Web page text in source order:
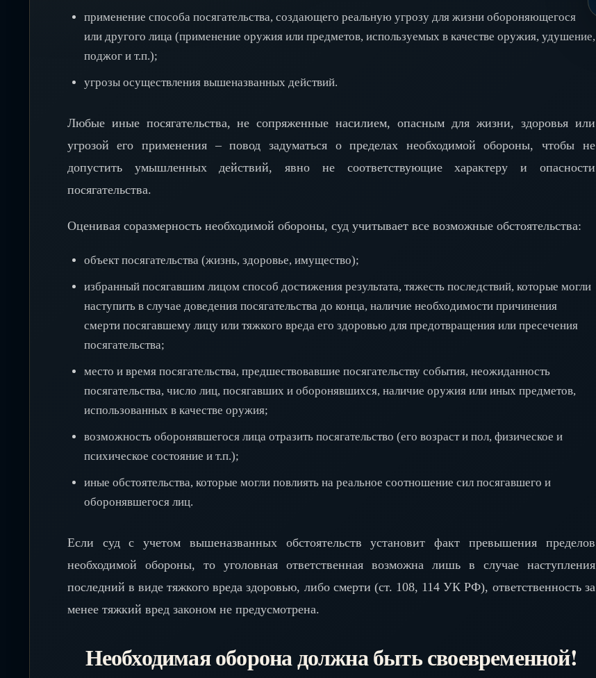
применение способа посягательства, создающего реальную угрозу для жизни обороняющегося
или другого лица (применение оружия или предметов, используемых в качестве оружия, удушение,
поджог и т.п.);
угрозы осуществления вышеназванных действий.
Любые иные посягательства, не сопряженные насилием, опасным для жизни, здоровья или
угрозой его применения – повод задуматься о пределах необходимой обороны, чтобы не
допустить умышленных действий, явно не соответствующие характеру и опасности
посягательства.
Оценивая соразмерность необходимой обороны, суд учитывает все возможные обстоятельства:
объект посягательства (жизнь, здоровье, имущество);
избранный посягавшим лицом способ достижения результата, тяжесть последствий, которые могли
наступить в случае доведения посягательства до конца, наличие необходимости причинения
смерти посягавшему лицу или тяжкого вреда его здоровью для предотвращения или пресечения
посягательства;
место и время посягательства, предшествовавшие посягательству события, неожиданность
посягательства, число лиц, посягавших и оборонявшихся, наличие оружия или иных предметов,
использованных в качестве оружия;
возможность оборонявшегося лица отразить посягательство (его возраст и пол, физическое и
психическое состояние и т.п.);
иные обстоятельства, которые могли повлиять на реальное соотношение сил посягавшего и
оборонявшегося лиц.
Если суд с учетом вышеназванных обстоятельств установит факт превышения пределов
необходимой обороны, то уголовная ответственная возможна лишь в случае наступления
последний в виде тяжкого вреда здоровью, либо смерти (ст. 108, 114 УК РФ), ответственность за
менее тяжкий вред законом не предусмотрена.
Необходимая оборона должна быть своевременной!